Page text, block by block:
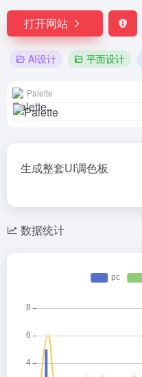
打开网站
AI设计 平面设计
Palette
生成整套UI调色板
数据统计